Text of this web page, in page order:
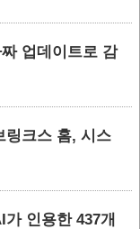
업데이트로 감
링크스 홈, 시스
인용한 437개